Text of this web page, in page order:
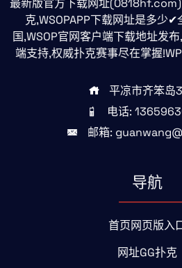
最新版官方下载网址
克,WSOPAPP下载网址是多少✔
国,WSOP官网客户端下载地址发
端支持,权威扑克赛事尽在掌握
平凉市齐笨岛
电话:
邮箱:
导航
首页网页版入
网址GG扑克